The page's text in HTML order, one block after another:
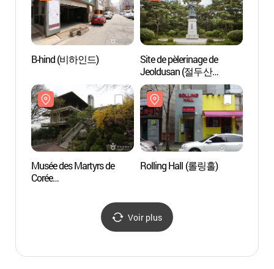
B-hind (비하인드)
Site de pèlerinage de
Jeoldusan (절두산
순교성지)
Musée des Martyrs de
Corée
Rolling Hall (롤링홀)
Voir plus